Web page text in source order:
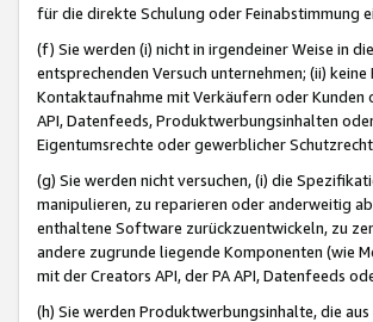
für die direkte Schulung oder Feinabstimmung
(f) Sie werden (i) nicht in irgendeiner Weise in
entsprechenden Versuch unternehmen; (ii)
Kontaktaufnahme mit Verkäufern oder Kunden
API, Datenfeeds, Produktwerbungsinhalten
Eigentumsrechte oder gewerblicher
(g) Sie werden nicht versuchen, (i) die
manipulieren, zu reparieren oder anderweitig
enthaltene Software zurückzuentwickeln, zu
andere zugrunde liegende Komponenten (wie
mit der Creators API, der PA API, Datenfeeds
(h) Sie werden Produktwerbungsinhalte, die